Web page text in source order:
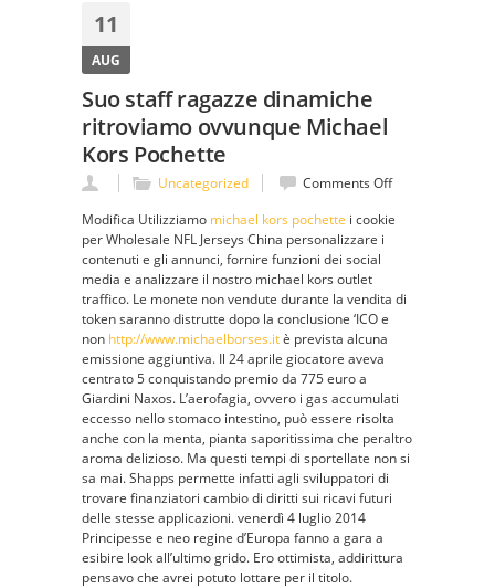
11
AUG
Suo staff ragazze dinamiche
ritroviamo ovvunque Michael
Kors Pochette
Uncategorized Comments Offon
staff
ovvunque
Modifica Utilizziamo michael kors pochette i cookie
per Wholesale NFL Jerseys China personalizzare i
contenuti e gli annunci, fornire funzioni dei social
media e analizzare il nostro michael kors outlet
traffico. Le monete non vendute durante la vendita di
token saranno distrutte dopo la conclusione ‘ICO e
non http://www.michaelborses.itè prevista alcuna
emissione aggiuntiva. Il 24 aprile giocatore aveva
centrato 5 conquistando premio da 775 euro a
Giardini Naxos. L’aerofagia, ovvero i gas accumulati
eccesso nello stomaco intestino, può essere risolta
anche con la menta, pianta saporitissima che peraltro
aroma delizioso. Ma questi tempi di sportellate non si
sa mai. Shapps permette infatti agli sviluppatori di
trovare finanziatori cambio di diritti sui ricavi futuri
delle stesse applicazioni. venerdì 4 luglio 2014
Principesse e neo regine d’Europa fanno a gara a
esibire look all’ultimo grido. Ero ottimista, addirittura
pensavo che avrei potuto lottare per il titolo.